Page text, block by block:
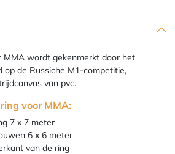
MMA wordt gekenmerkt door het
op de Russiche M1-competitie,
van pvc.
voor MMA:
7 x 7 meter
6 x 6 meter
van de ring